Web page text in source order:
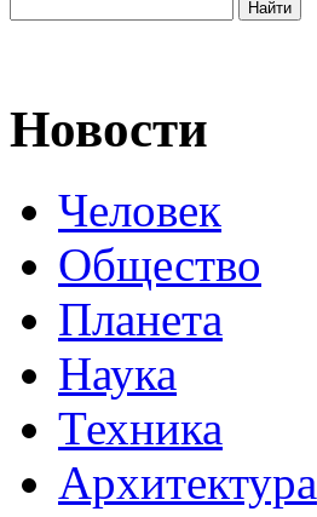
Новости
Человек
Общество
Планета
Наука
Техника
Архитектура